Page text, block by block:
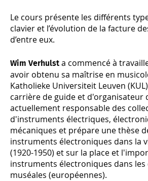
Le cours présente les différents
clavier et l’évolution de la facture
d’entre eux.
Wim Verhulst a commencé à
avoir obtenu sa maîtrise en
Katholieke Universiteit Leuven
carrière de guide et d'organisateur
actuellement responsable des
d'instruments électriques,
mécaniques et prépare une thèse
instruments électroniques dans la
(1920-1950) et sur la place et
instruments électroniques dans les
muséales (européennes).